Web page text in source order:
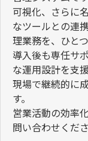
可視化、さらに
なツールとの連
理業務を、ひと
導入後も専任サ
な運用設計を支
現場で継続的に
す。
営業活動の効率
問い合わせくださ